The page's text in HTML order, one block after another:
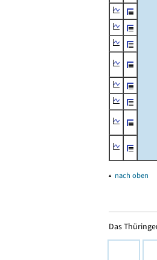
▴ nach oben
Das